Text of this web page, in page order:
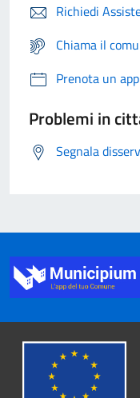
Richiedi
Chiama il
Prenota un
Problemi in
Segnala